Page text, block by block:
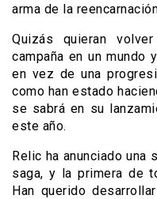
arma de la
Quizás quieran
campaña en un mundo
en vez de una
como han estado
se sabrá en su
este año.
Relic ha anunciado una
saga, y la primera de
Han querido